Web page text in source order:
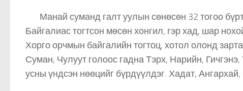
Манай суманд галт уулын сөнөсөн 32 тогоо
Байгалиас тогтсон мөсөн хонгил, гэр хад, шар
Хорго орчмын байгалийн тогтоц, хотол олонд
Суман, Чулуут голоос гадна Тэрх, Нарийн,
усны үндсэн нөөцийг бүрдүүлдэг. Хадат,